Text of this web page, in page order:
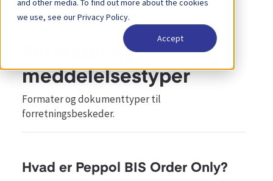
and other media. To find out more about the cookies
we use, see our Privacy Policy.
Accept
Formater og
meddelelsestyper
Formater og dokumenttyper til
forretningsbeskeder.
Hvad er Peppol BIS Order Only?